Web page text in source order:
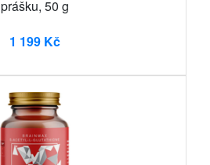
prášku, 50 g
1 199 Kč